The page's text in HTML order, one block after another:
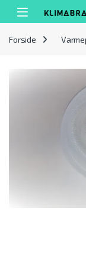
Spring til navigation
Gå til indhold
Forside